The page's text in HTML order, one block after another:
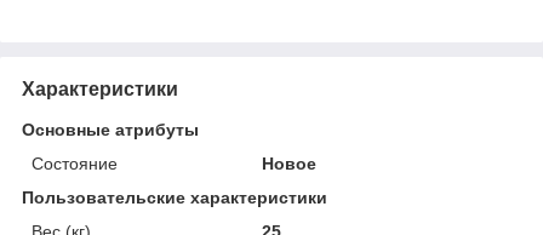
Характеристики
Основные атрибуты
Состояние
Новое
Пользовательские характеристики